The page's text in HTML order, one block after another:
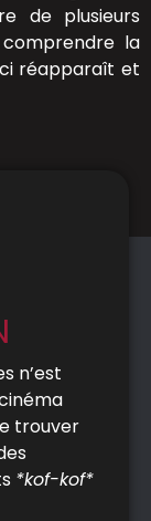
de plusieurs
la
réapparaît et
n’est
trouver
*kof-kof*